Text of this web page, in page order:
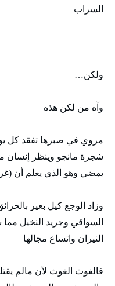
السراب
ولكن…
وآه من لكن هذه
مروي في صبرها تفقد كل
شجرة مانجو وينظر إنسان
يمضي وهو الذي يعلم أن
وزاد الوجع كيل بعير
السواقي وجريد النخيل
النيران واتساع مجالها
فالغوث الغوث لأن مالم